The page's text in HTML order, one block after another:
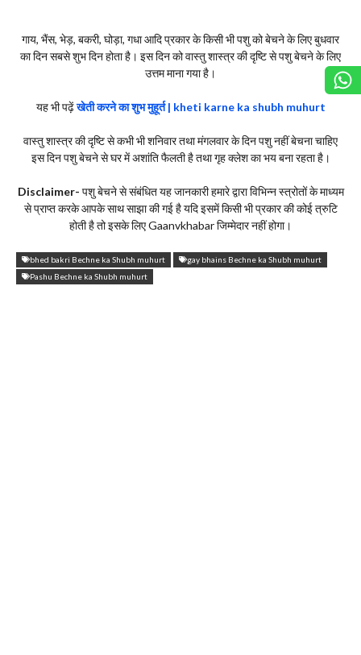
गाय, भैंस, भेड़, बकरी, घोड़ा, गधा आदि प्रकार के किसी भी पशु को बेचने के लिए बुधवार
का दिन सबसे शुभ दिन होता है। इस दिन को वास्तु शास्त्र की दृष्टि से पशु बेचने के लिए
उत्तम माना गया है।
यह भी पढ़ेंखेती करने का शुभ मुहूर्त | kheti karne ka shubh muhurt
वास्तु शास्त्र की दृष्टि से कभी भी शनिवार तथा मंगलवार के दिन पशु नहीं बेचना चाहिए
इस दिन पशु बेचने से घर में अशांति फैलती है तथा गृह क्लेश का भय बना रहता है।
Disclaimer- पशु बेचने से संबंधित यह जानकारी हमारे द्वारा विभिन्न स्त्रोतों के माध्यम
से प्राप्त करके आपके साथ साझा की गई है यदि इसमें किसी भी प्रकार की कोई त्रुटि
होती है तो इसके लिए Gaanvkhabar जिम्मेदार नहीं होगा।
bhed bakri Bechne ka Shubh muhurt
gay bhains Bechne ka Shubh muhurt
Pashu Bechne ka Shubh muhurt